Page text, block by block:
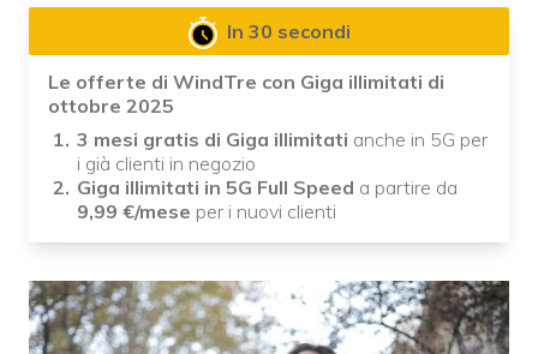
In 30 secondi
Le offerte di WindTre con Giga illimitati di
ottobre 2025
3 mesi gratis di Giga illimitati anche in 5G per
i già clienti in negozio
Giga illimitati in 5G Full Speed a partire da
9,99 €/mese per i nuovi clienti